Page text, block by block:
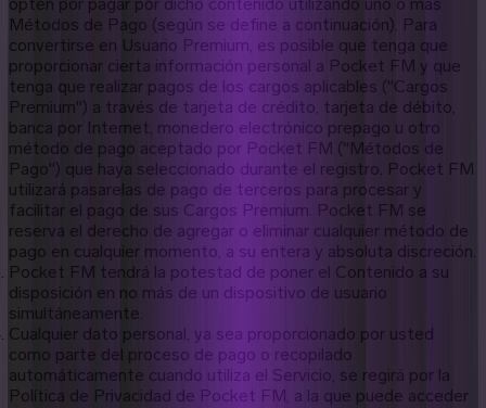
Métodos de Pago (según se define a continuación). Para
convertirse en Usuario Premium, es posible que tenga que
proporcionar cierta información personal a Pocket FM y que
tenga que realizar pagos de los cargos aplicables ("Cargos
Premium") a través de tarjeta de crédito, tarjeta de débito,
banca por Internet, monedero electrónico prepago u otro
método de pago aceptado por Pocket FM ("Métodos de
Pago") que haya seleccionado durante el registro. Pocket FM
utilizará pasarelas de pago de terceros para procesar y
facilitar el pago de sus Cargos Premium. Pocket FM se
reserva el derecho de agregar o eliminar cualquier método de
pago en cualquier momento, a su entera y absoluta discreción.
Pocket FM tendrá la potestad de poner el Contenido a su
disposición en no más de un dispositivo de usuario
simultáneamente.
Cualquier dato personal, ya sea proporcionado por usted
como parte del proceso de pago o recopilado
automáticamente cuando utiliza el Servicio, se regirá por la
Política de Privacidad de Pocket FM, a la que puede acceder